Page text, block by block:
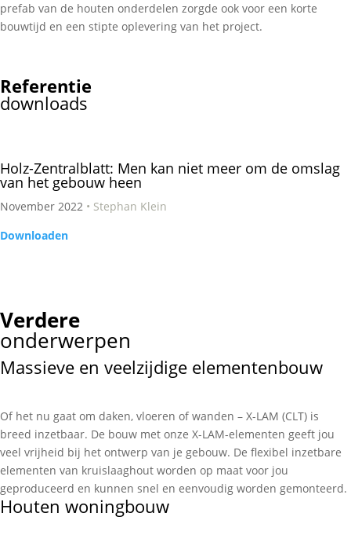
prefab van de houten onderdelen zorgde ook voor een korte
bouwtijd en een stipte oplevering van het project.
Referentie
downloads
Holz-Zentralblatt: Men kan niet meer om de omslag
van het gebouw heen
November 2022 • Stephan Klein
Downloaden
Verdere
onderwerpen
Massieve en veelzijdige elementenbouw
Of het nu gaat om daken, vloeren of wanden – X-LAM (CLT) is
breed inzetbaar. De bouw met onze X-LAM-elementen geeft jou
veel vrijheid bij het ontwerp van je gebouw. De flexibel inzetbare
elementen van kruislaaghout worden op maat voor jou
geproduceerd en kunnen snel en eenvoudig worden gemonteerd.
Houten woningbouw